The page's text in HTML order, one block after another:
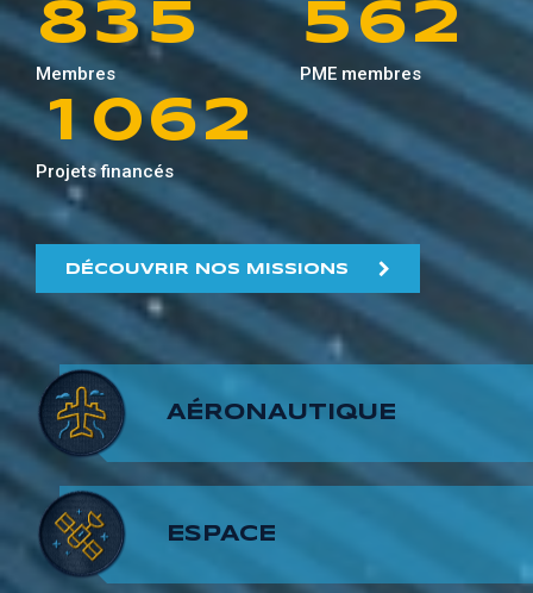
8
9
3
4
5
6
7
8
9
5
6
7
8
9
Membres
5
6
7
8
9
6
7
8
9
2
3
4
5
6
7
8
PME membres
0
1
2
3
4
5
6
7
9
0
1
2
3
4
5
6
5
6
7
8
9
1
2
3
4
5
6
7
8
Projets financés
DÉCOUVRIR NOS MISSIONS
AÉRONAUTIQUE
ESPACE